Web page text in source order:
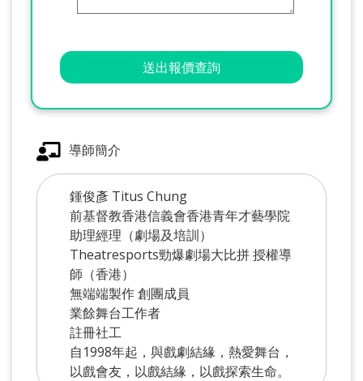
送出報價查詢
導師簡介
鍾俊彥 Titus Chung
前基督教香港信義會香港青年才藝學院
助理經理（劇場及培訓）
Theatresports勁爆劇場大比拼 授權導
師（香港）
無端端製作 創團成員
業餘舞台工作者
註冊社工
自1998年起，與戲劇結緣，熱愛舞台，
以戲會友，以戲結緣，以戲探索生命。